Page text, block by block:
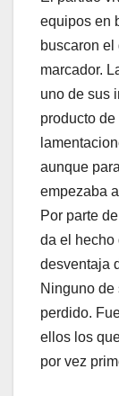
equipos en
buscaron el
marcador.
uno de sus
producto
aunque
empezaba
Por parte
da el hecho
desventaja
Ninguno de
perdido.
ellos los
por vez